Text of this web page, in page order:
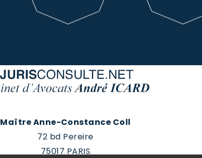
Maître Anne-Constance Coll
72 bd Pereire
75017 PARIS